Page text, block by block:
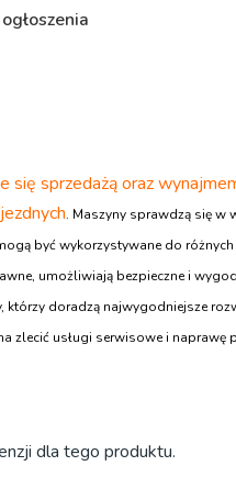
się sprzedażą oraz
. Maszyny sprawdzą się w
być wykorzystywane do
umożliwiają bezpieczne i
którzy doradzą najwygodniejsze
zlecić usługi serwisowe i naprawę
dla tego produktu.